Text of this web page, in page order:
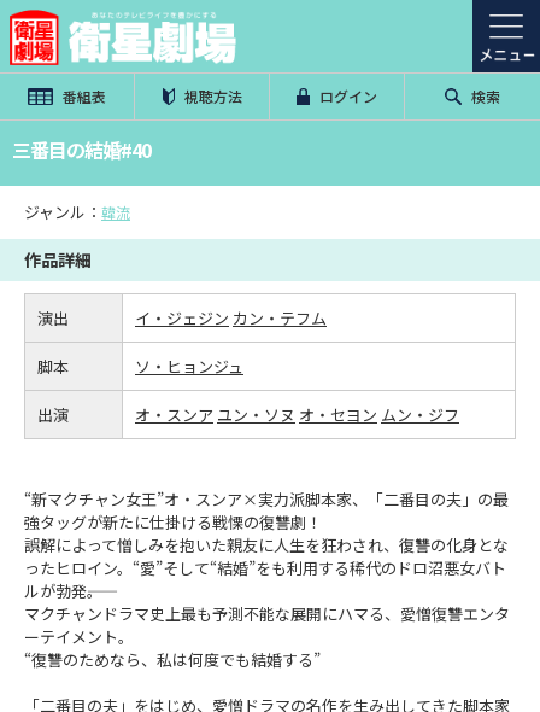
番組表 視聴方法 ログイン 検索
三番目の結婚#40
ジャンル： 韓流
作品詳細
演出 イ・ジェジン カン・テフム
脚本 ソ・ヒョンジュ
出演 オ・スンア ユン・ソヌ オ・セヨン ムン・ジフ
“新マクチャン女王”オ・スンア×実力派脚本家、「二番目の夫」の最
強タッグが新たに仕掛ける戦慄の復讐劇！
誤解によって憎しみを抱いた親友に人生を狂わされ、復讐の化身とな
ったヒロイン。“愛”そして“結婚”をも利用する稀代のドロ沼悪女バト
ルが勃発――。
マクチャンドラマ史上最も予測不能な展開にハマる、愛憎復讐エンタ
ーテイメント。
“復讐のためなら、私は何度でも結婚する”
「二番目の夫」をはじめ、愛憎ドラマの名作を生み出してきた脚本家